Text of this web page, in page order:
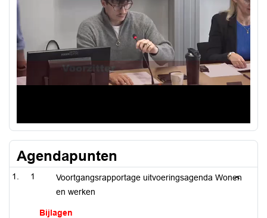
Agendapunten
1
Voortgangsrapportage uitvoeringsagenda Wonen
en werken
Bijlagen